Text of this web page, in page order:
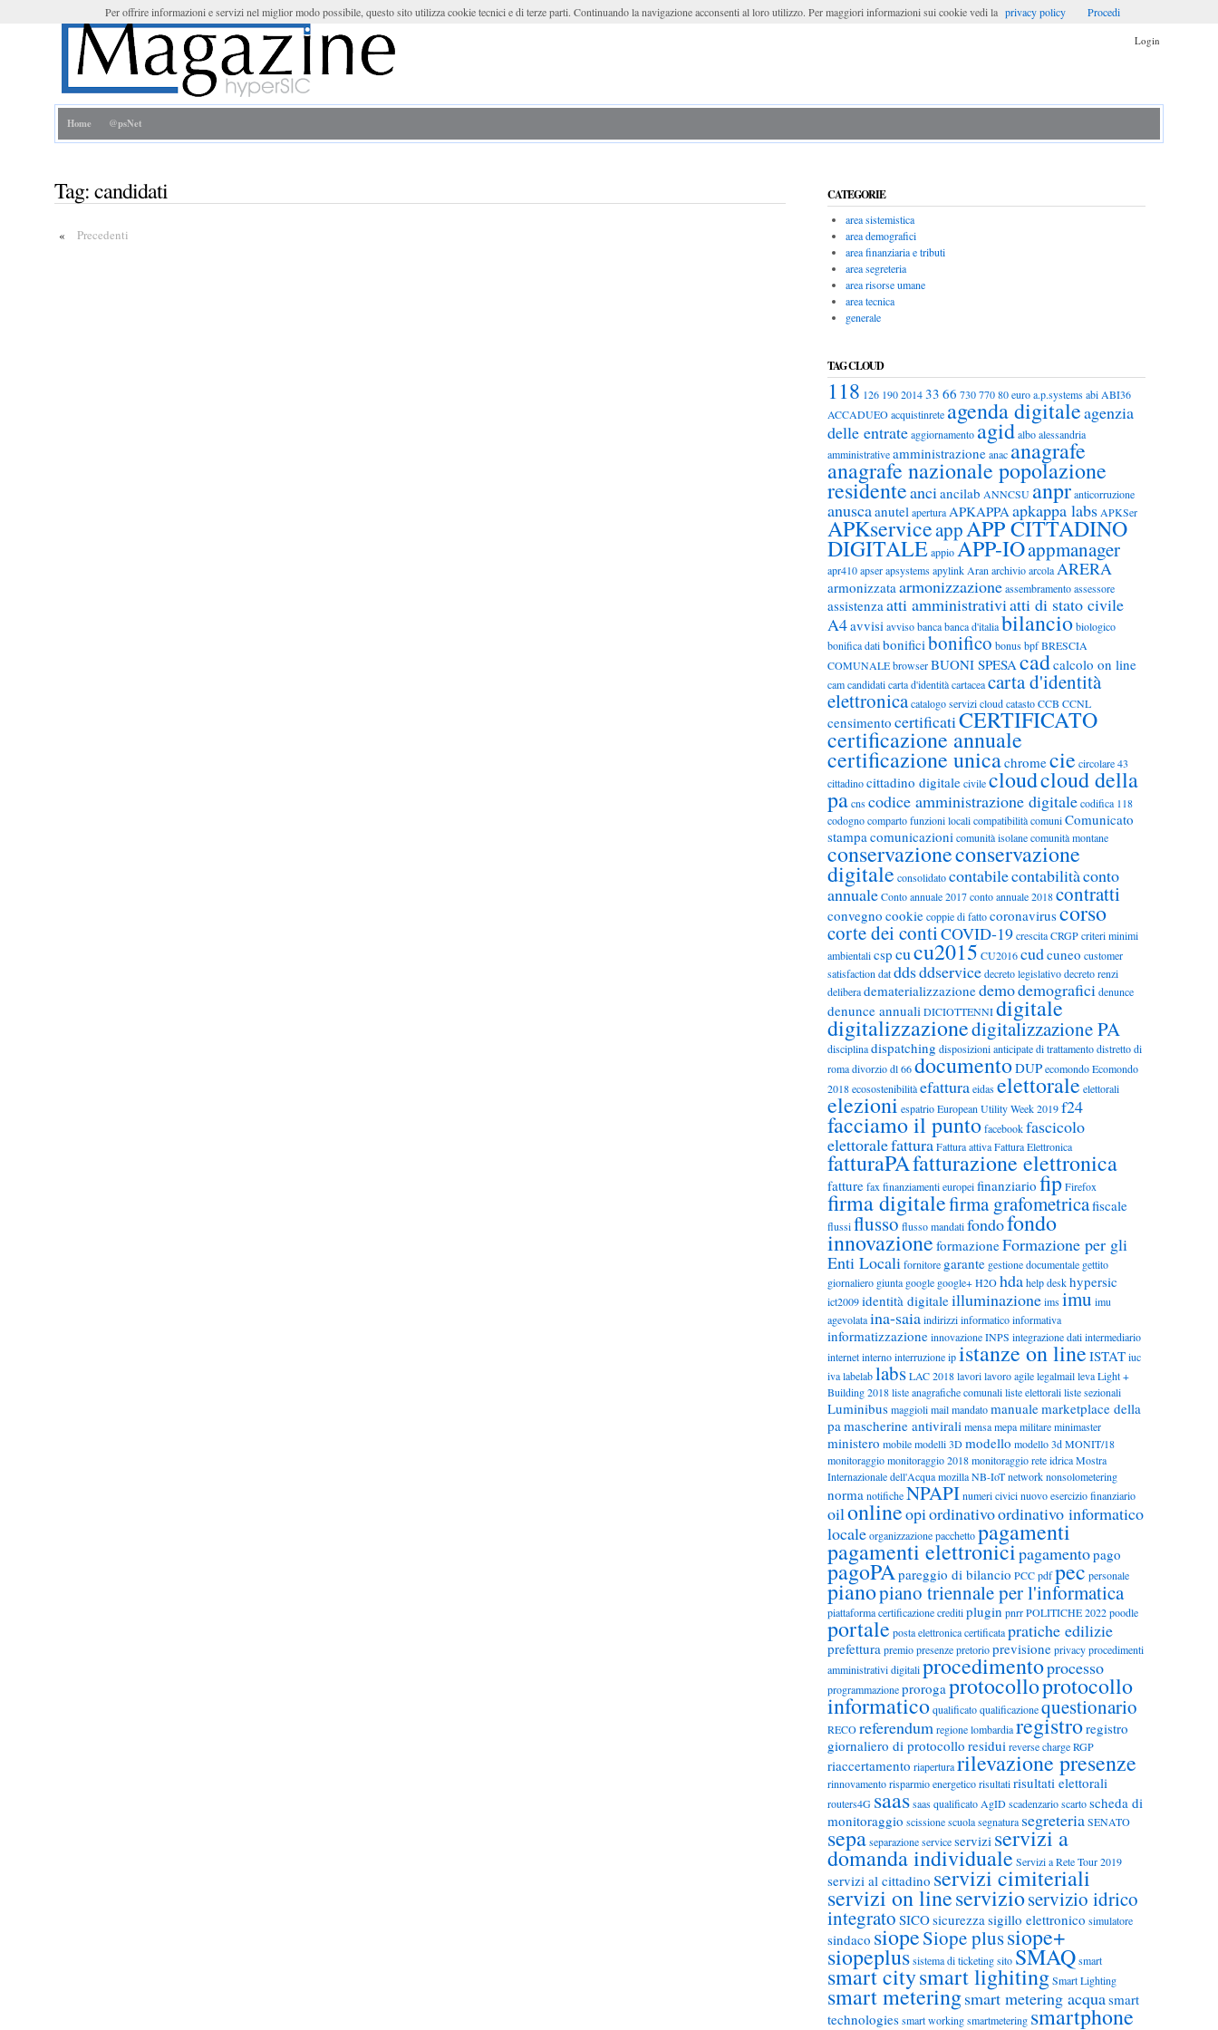
Login
Home @psNet
Tag:candidati
« Precedenti
CATEGORIE
area sistemistica
area demografici
area finanziaria e tributi
area segreteria
area risorse umane
area tecnica
generale
TAG CLOUD
118 126 190 2014 33 66 730 770 80 euro a.p.systems abi ABI36
ACCADUEO acquistinrete agenda digitaleagenzia
delle entrate aggiornamento agid albo alessandria
amministrative amministrazione anac anagrafe
anagrafe nazionale popolazione
residenteanciancilab ANNCSU anpr anticorruzione
anuscaanutel apertura APKAPPAapkappa labs APKSer
APKserviceappAPP CITTADINO
DIGITALE appio APP-IOappmanager
apr410 apser apsystems apylink Aran archivio arcola ARERA
armonizzataarmonizzazione assembramento assessore
assistenzaatti amministrativiatti di stato civile
A4avvisi avviso banca banca d'italia bilancio biologico
bonifica dati bonificibonifico bonus bpfBRESCIA
COMUNALE browser BUONI SPESAcadcalcolo on line
cam candidati carta d'identità cartacea carta d'identità
elettronicacatalogo servizi cloud catasto CCB CCNL
censimento certificatiCERTIFICATO
certificazione annuale
certificazione unicachromecie circolare 43
cittadino cittadino digitale civile cloudcloud della
pa cns codice amministrazione digitale codifica 118
codogno comparto funzioni locali compatibilità comuni Comunicato
stampacomunicazioni comunità isolane comunità montane
conservazioneconservazione
digitale consolidato contabilecontabilitàconto
annuale Conto annuale 2017 conto annuale 2018 contratti
convegno cookie coppie di fatto coronaviruscorso
corte dei contiCOVID-19 crescita CRGP criteri minimi
ambientali csp cucu2015 CU2016 cudcuneo customer
satisfaction dat ddsddservice decreto legislativo decreto renzi
delibera dematerializzazionedemodemografici denunce
denunce annuali DICIOTTENNI digitale
digitalizzazionedigitalizzazione PA
disciplina dispatching disposizioni anticipate di trattamento distretto di
roma divorzio dl 66 documentoDUP ecomondo Ecomondo
2018 ecosostenibilità efattura eidas elettorale elettorali
elezioni espatrio European Utility Week 2019 f24
facciamo il punto facebook fascicolo
elettoralefatturaFattura attiva Fattura Elettronica
fatturaPAfatturazione elettronica
fatture fax finanziamenti europei finanziario fip Firefox
firma digitalefirma grafometricafiscale
flussi flussoflusso mandati fondofondo
innovazione formazioneFormazione per gli
Enti Locali fornitore garante gestione documentale gettito
giornaliero giunta google google+ H2O hda help desk hypersic
ict2009 identità digitaleilluminazione ims imu imu
agevolata ina-saia indirizzi informatico informativa
informatizzazione innovazione INPS integrazione dati intermediario
internet interno interruzione ip istanze on line ISTAT iuc
iva labelab labs LAC 2018 lavori lavoro agile legalmail leva Light +
Building 2018 liste anagrafiche comunali liste elettorali liste sezionali
Luminibus maggioli mail mandato manualemarketplace della
pamascherine antivirali mensa mepa militare minimaster
ministero mobile modelli 3D modello modello 3d MONIT/18
monitoraggio monitoraggio 2018 monitoraggio rete idrica Mostra
Internazionale dell'Acqua mozilla NB-IoT network nonsolometering
norma notifiche NPAPI numeri civici nuovo esercizio finanziario
oilonlineopiordinativoordinativo informatico
locale organizzazione pacchetto pagamenti
pagamenti elettronicipagamentopago
pagoPApareggio di bilancio PCC pdfpec personale
pianopiano triennale per l'informatica
piattaforma certificazione crediti plugin pnrr POLITICHE 2022 poodle
portale posta elettronica certificata pratiche edilizie
prefettura premio presenze pretorio previsione privacy procedimenti
amministrativi digitali procedimentoprocesso
programmazione prorogaprotocolloprotocollo
informatico qualificato qualificazione questionario
RECO referendum regione lombardia registroregistro
giornaliero di protocollo residui reverse charge RGP
riaccertamento riapertura rilevazione presenze
rinnovamento risparmio energetico risultati risultati elettorali
routers4G saas saas qualificato AgID scadenzario scarto scheda di
monitoraggio scissione scuola segnatura segreteria SENATO
sepa separazione service servizi servizi a
domanda individuale Servizi a Rete Tour 2019
servizi al cittadino servizi cimiteriali
servizi on lineservizioservizio idrico
integrato SICOsicurezzasigillo elettronico simulatore
sindaco siopeSiope plussiope+
siopeplus sistema di ticketing sito SMAQ smart
smart citysmart lighiting Smart Lighting
smart meteringsmart metering acquasmart
technologies smart working smartmetering smartphone
Per offrire informazioni e servizi nel miglior modo possibile, questo sito utilizza cookie tecnici e di terze parti. Continuando la navigazione acconsenti al loro utilizzo. Per maggiori informazioni sui cookie vedi la privacy policy Procedi